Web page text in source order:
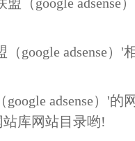
google adsense）
adsense）'
库网站目录哟!